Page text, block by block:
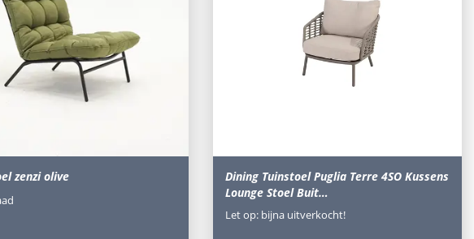
zenzi olive
Dining Tuinstoel Puglia Terre 4SO Kussens
Lounge Stoel Buit…
Let op: bijna uitverkocht!